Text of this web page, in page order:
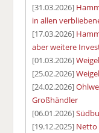
[31.03.2026]
in allen
[17.03.2026]
aber weitere
[01.03.2026]
[25.02.2026]
[24.02.2026]
Großhändler
[06.01.2026]
[19.12.2025] Netto